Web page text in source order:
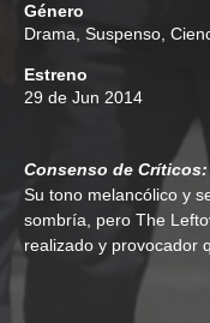
Género
Drama Suspenso
Estreno
29 de Jun 2014
Consenso de Críticos:
Su tono melancólico y
sombría, pero The
realizado y provocador